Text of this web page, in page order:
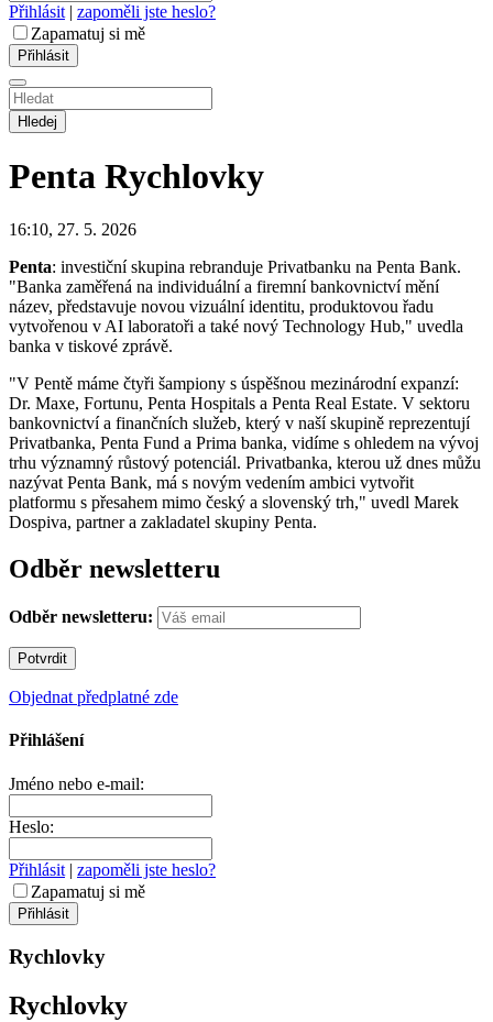
Přihlásit | zapoměli jste heslo?
Zapamatuj si mě
Hledej
Penta Rychlovky
16:10, 27. 5. 2026
Penta: investiční skupina rebranduje Privatbanku na Penta Bank.
"Banka zaměřená na individuální a firemní bankovnictví mění
název, představuje novou vizuální identitu, produktovou řadu
vytvořenou v AI laboratoři a také nový Technology Hub," uvedla
banka v tiskové zprávě.
"V Pentě máme čtyři šampiony s úspěšnou mezinárodní expanzí:
Dr. Maxe, Fortunu, Penta Hospitals a Penta Real Estate. V sektoru
bankovnictví a finančních služeb, který v naší skupině reprezentují
Privatbanka, Penta Fund a Prima banka, vidíme s ohledem na vývoj
trhu významný růstový potenciál. Privatbanka, kterou už dnes můžu
nazývat Penta Bank, má s novým vedením ambici vytvořit
platformu s přesahem mimo český a slovenský trh," uvedl Marek
Dospiva, partner a zakladatel skupiny Penta.
Odběr newsletteru
Odběr newsletteru:
Objednat předplatné zde
Přihlášení
Jméno nebo e-mail:
Heslo:
Přihlásit | zapoměli jste heslo?
Zapamatuj si mě
Rychlovky
Rychlovky